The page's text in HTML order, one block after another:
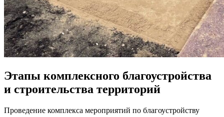
Этапы комплексного благоустройства
и строительства территорий
Проведение комплекса мероприятий по благоустройству